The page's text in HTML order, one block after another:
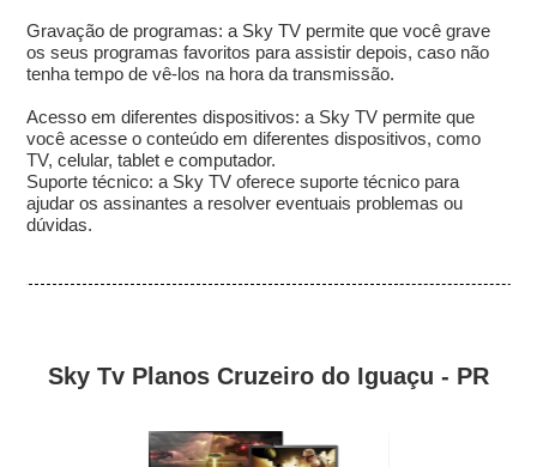
Gravação de programas: a Sky TV permite que você grave
os seus programas favoritos para assistir depois, caso não
tenha tempo de vê-los na hora da transmissão.
Acesso em diferentes dispositivos: a Sky TV permite que
você acesse o conteúdo em diferentes dispositivos, como
TV, celular, tablet e computador.
Suporte técnico: a Sky TV oferece suporte técnico para
ajudar os assinantes a resolver eventuais problemas ou
dúvidas.
Sky Tv Planos Cruzeiro do Iguaçu - PR